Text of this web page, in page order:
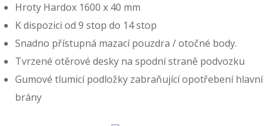
Hroty Hardox 1600 x 40 mm
K dispozici od 9 stop do 14 stop
Snadno přístupná mazací pouzdra / otočné body.
Tvrzené otěrové desky na spodní straně podvozku
Gumové tlumicí podložky zabraňující opotřebení hlavní
brány